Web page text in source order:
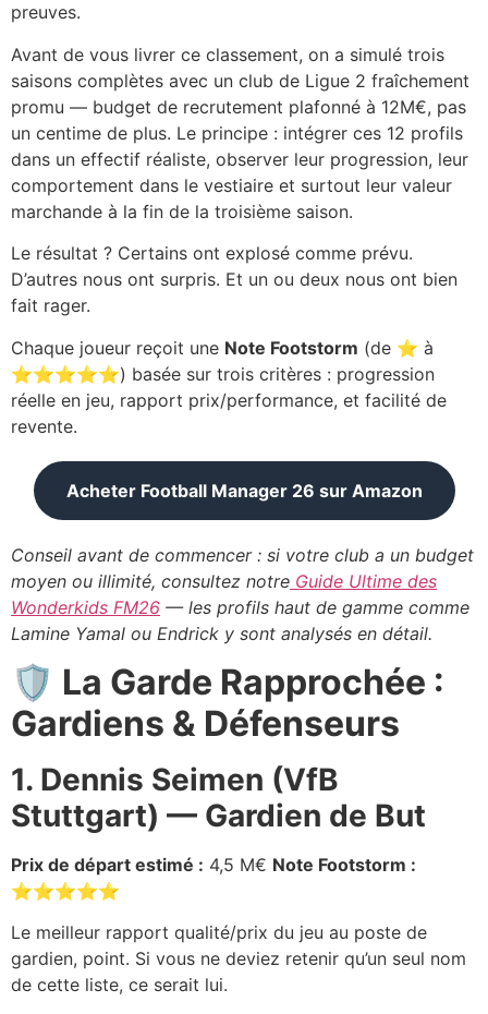
preuves.
Avant de vous livrer ce classement, on a simulé trois
saisons complètes avec un club de Ligue 2 fraîchement
promu — budget de recrutement plafonné à 12M€, pas
un centime de plus. Le principe : intégrer ces 12 profils
dans un effectif réaliste, observer leur progression, leur
comportement dans le vestiaire et surtout leur valeur
marchande à la fin de la troisième saison.
Le résultat ? Certains ont explosé comme prévu.
D’autres nous ont surpris. Et un ou deux nous ont bien
fait rager.
Chaque joueur reçoit une Note Footstorm (de ⭐ à
⭐⭐⭐⭐⭐) basée sur trois critères : progression
réelle en jeu, rapport prix/performance, et facilité de
revente.
Acheter Football Manager 26 sur Amazon
Conseil avant de commencer : si votre club a un budget
moyen ou illimité, consultez notre Guide Ultime des
Wonderkids FM26 — les profils haut de gamme comme
Lamine Yamal ou Endrick y sont analysés en détail.
🛡️ La Garde Rapprochée :
Gardiens & Défenseurs
1. Dennis Seimen (VfB
Stuttgart) — Gardien de But
Prix de départ estimé : 4,5 M€ Note Footstorm :
⭐⭐⭐⭐⭐
Le meilleur rapport qualité/prix du jeu au poste de
gardien, point. Si vous ne deviez retenir qu’un seul nom
de cette liste, ce serait lui.